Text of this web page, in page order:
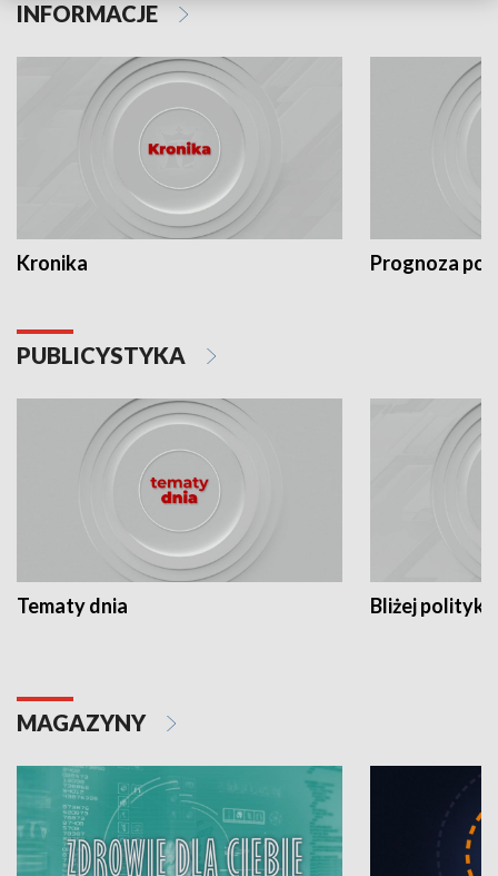
INFORMACJE
Kronika Prognoza
PUBLICYSTYKA
Tematy dnia Bliżej polityki
MAGAZYNY